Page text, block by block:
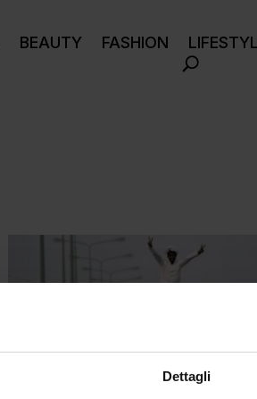
Dettagli
BEAUTY FASHION